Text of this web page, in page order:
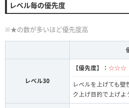
レベル毎の優先度
※★の数が多いほど優先度高
レベル30
【優先度】： ☆☆☆
レベルを上げても
ク上げ目的で上げよ